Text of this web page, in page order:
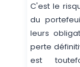
C'est le
du
leurs
perte
est